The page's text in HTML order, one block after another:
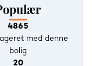
4865
med denne
bolig
20